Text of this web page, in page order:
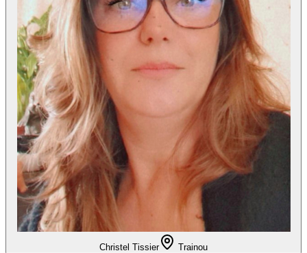
Christel Tissier Trainou